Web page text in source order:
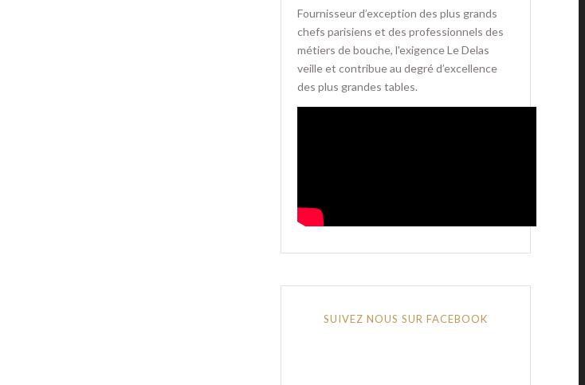
Fournisseur d’exception des plus grands
chefs parisiens et des professionnels des
métiers de bouche, l'exigence Le Delas
veille et contribue au degré d’excellence
des plus grandes tables.
SUIVEZ NOUS SUR FACEBOOK